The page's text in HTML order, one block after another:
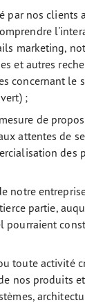
par nos clients
marketing,
et autres
concernant le
;
de
attentes de
des
notre
partie,
pourraient
toute activité
nos produits